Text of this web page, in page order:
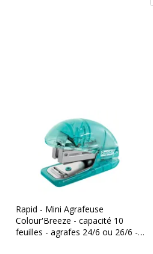
5001328
Rapid - Mini Agrafeuse
Colour'Breeze - capacité 10
feuilles - agrafes 24/6 ou 26/6 -